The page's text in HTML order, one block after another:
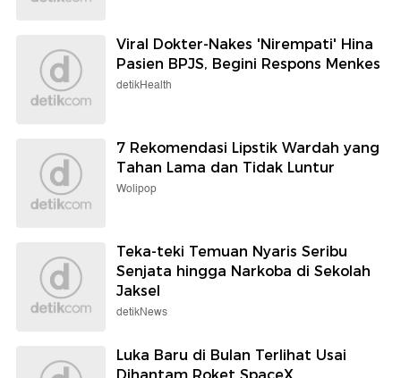
Viral Dokter-Nakes 'Nirempati' Hina
Pasien BPJS, Begini Respons Menkes
detikHealth
7 Rekomendasi Lipstik Wardah yang
Tahan Lama dan Tidak Luntur
Wolipop
Teka-teki Temuan Nyaris Seribu
Senjata hingga Narkoba di Sekolah
Jaksel
detikNews
Luka Baru di Bulan Terlihat Usai